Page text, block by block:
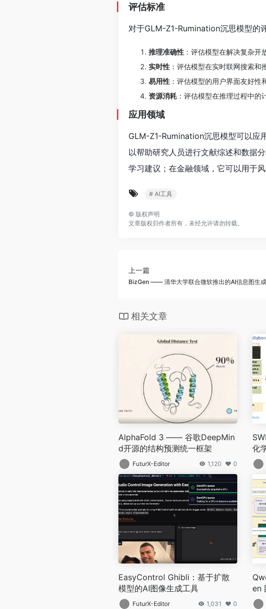
评估标准
对于GLM-Z1-Rumination沉思模型的
推理准确性 ：评估模型在解决复杂开
实时性 ：评估模型在实时联网搜索和
易用性 ：评估模型的用户界面友好性
资源消耗 ：评估模型在推理过程中的
应用领域
GLM-Z1-Rumination沉思模型可以应
以帮助研究人员进行文献综述和数据
学习建议；在金融领域，它可以用于
# AI工具
© 版权声明
文章版权归作者所有，未经允许请勿转载。
上一篇
BizGen —— 清华大学联合微软推出的AI信息图生
相关文章
AlphaFold 3 —— 谷歌DeepMin
d开源的结构预测统一框架
FuturX-Editor 1,120 0
化
EasyControl Ghibli：基于扩散
模型的AI图像生成工具
FuturX-Editor 1,031 0
en
模